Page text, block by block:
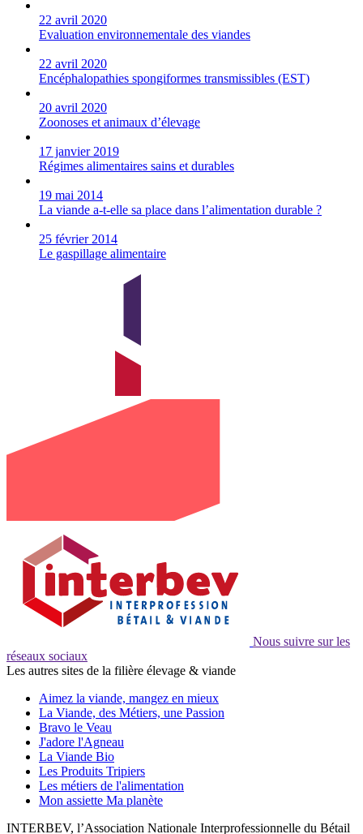
22 avril 2020
Evaluation environnementale des viandes
22 avril 2020
Encéphalopathies spongiformes transmissibles (EST)
20 avril 2020
Zoonoses et animaux d’élevage
17 janvier 2019
Régimes alimentaires sains et durables
19 mai 2014
La viande a-t-elle sa place dans l’alimentation durable ?
25 février 2014
Le gaspillage alimentaire
Nous suivre sur les
réseaux sociaux
Les autres sites de la filière élevage & viande
Aimez la viande, mangez en mieux
La Viande, des Métiers, une Passion
Bravo le Veau
J'adore l'Agneau
La Viande Bio
Les Produits Tripiers
Les métiers de l'alimentation
Mon assiette Ma planète
INTERBEV, l’Association Nationale Interprofessionnelle du Bétail